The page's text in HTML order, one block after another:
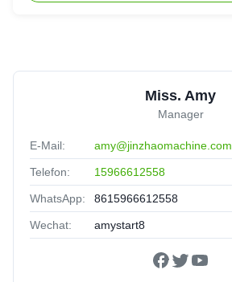
Miss. Amy
Manager
E-Mail: amy@jinzhaomachine.com
Telefon: 15966612558
WhatsApp: 8615966612558
Wechat: amystart8